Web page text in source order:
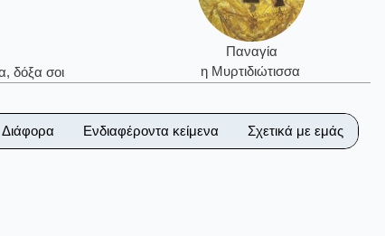
δόξα σοι
Παναγία
η Μυρτιδιώτισσα
Διάφορα Ενδιαφέροντα κείμενα Σχετικά με εμάς